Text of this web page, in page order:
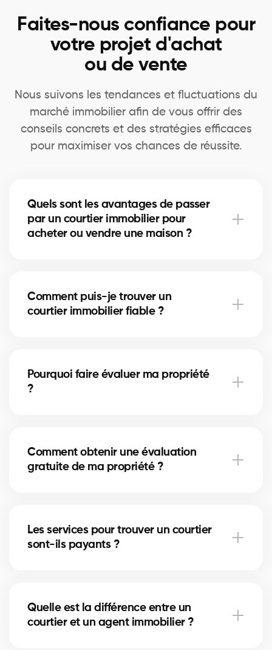
Faites-nous confiance pour
votre projet d'achat
ou de vente
Nous suivons les tendances et fluctuations du
marché immobilier afin de vous offrir des
conseils concrets et des stratégies efficaces
pour maximiser vos chances de réussite.
Quels sont les avantages de passer
par un courtier immobilier pour
acheter ou vendre une maison ?
personnalisé à chaque étape.
Comment puis-je trouver un
courtier immobilier fiable ?
et certifiés selon vos besoins.
Pourquoi faire évaluer ma propriété
?
éclairées.
Comment obtenir une évaluation
gratuite de ma propriété ?
sur les comparables du marché.
Les services pour trouver un courtier
sont-ils payants ?
Quelle est la différence entre un
courtier et un agent immobilier ?